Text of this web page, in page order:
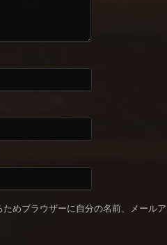
めブラウザーに自分の名前、メール